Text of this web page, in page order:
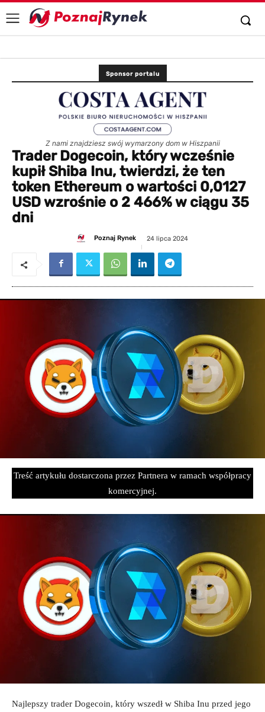
Sponsor portalu
Z nami znajdziesz swój wymarzony dom w Hiszpanii
Trader Dogecoin, który wcześnie
kupił Shiba Inu, twierdzi, że ten
token Ethereum o wartości 0,0127
USD wzrośnie o 2 466% w ciągu 35
dni
Poznaj Rynek 24 lipca 2024
Treść artykułu dostarczona przez Partnera w ramach współpracy
komercyjnej.
Najlepszy trader Dogecoin, który wszedł w Shiba Inu przed jego